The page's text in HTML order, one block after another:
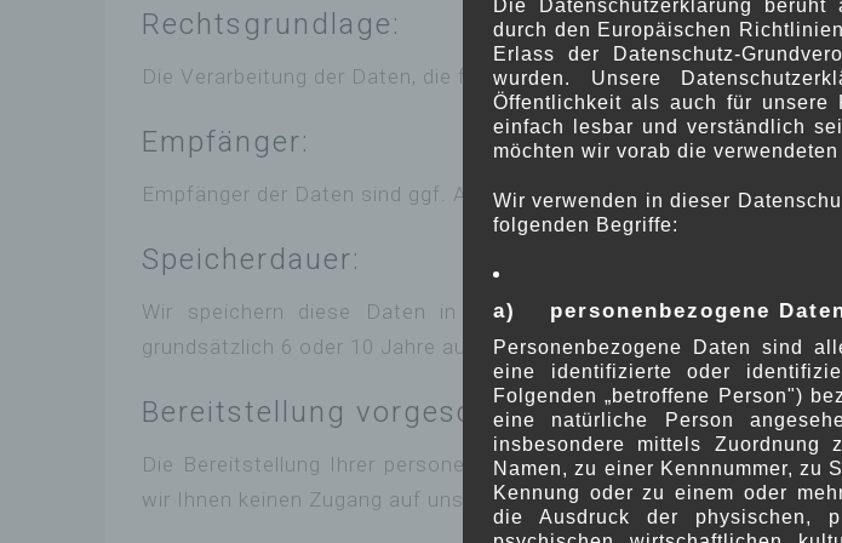
Rechtsgrundlage:
Die Verarbeitung der Daten, die für den Abschluss des Vertrages
Empfänger:
Empfänger der Daten sind ggf. Auftragsverarbeiter.
Speicherdauer:
Wir speichern diese Daten in unseren Systemen bis die
grundsätzlich 6 oder 10 Jahre aus Gründen der ordnungsmäßigen
Bereitstellung vorgeschrieben oder
Die Bereitstellung Ihrer personenbezogenen Daten erfolgt
wir Ihnen keinen Zugang auf unsere angebotenen Inhalte und
Die Datenschutzerklärung
durch den Europäischen
Erlass der Datenschutz-
wurden. Unsere
Öffentlichkeit als auch für unsere
einfach lesbar und verständlich
möchten wir vorab die
Wir verwenden in dieser
folgenden Begriffe:
a) personenbezogene
Personenbezogene Daten sind
eine identifizierte oder
Folgenden „betroffene Person")
eine natürliche Person
insbesondere mittels Zuordnung
Namen, zu einer Kennnummer, zu
Kennung oder zu einem oder
die Ausdruck der physischen,